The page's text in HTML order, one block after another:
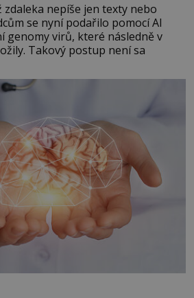
zdaleka nepíše jen texty nebo
se nyní podařilo pomocí AI
genomy virů, které následně v
Takový postup není sa